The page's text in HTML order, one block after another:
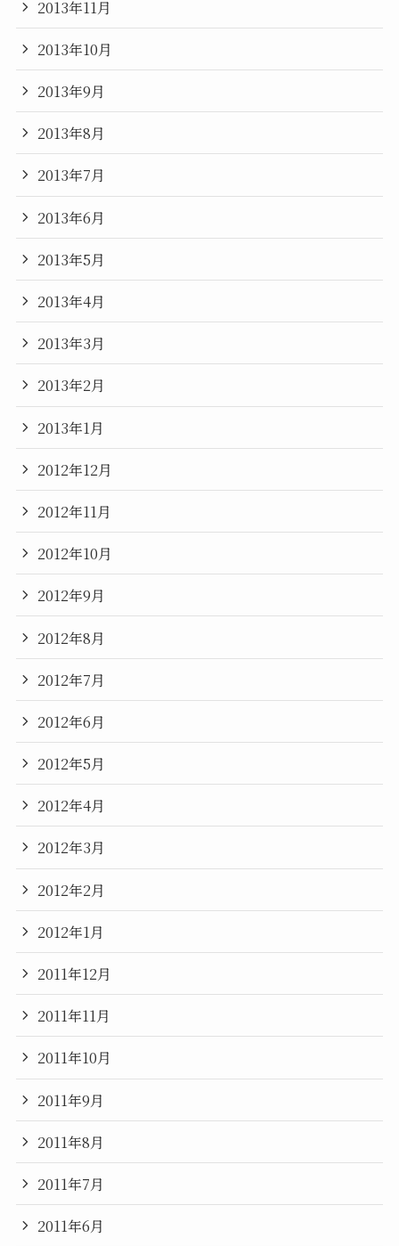
2013年11月
2013年10月
2013年9月
2013年8月
2013年7月
2013年6月
2013年5月
2013年4月
2013年3月
2013年2月
2013年1月
2012年12月
2012年11月
2012年10月
2012年9月
2012年8月
2012年7月
2012年6月
2012年5月
2012年4月
2012年3月
2012年2月
2012年1月
2011年12月
2011年11月
2011年10月
2011年9月
2011年8月
2011年7月
2011年6月